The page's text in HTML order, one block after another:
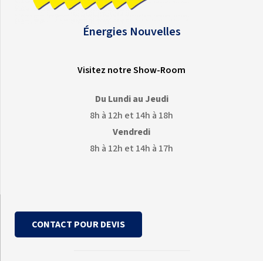
Énergies Nouvelles
Visitez notre Show-Room
Du Lundi au Jeudi
8h à 12h et 14h à 18h
Vendredi
8h à 12h et 14h à 17h
CONTACT POUR DEVIS